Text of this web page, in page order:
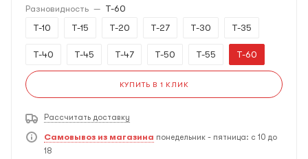
Разновидность — T-60
T-10
T-15 T-20 T-27 T-30 T-35
T-40 T-45 T-47 T-50 T-55 T-60
КУПИТЬ В 1 КЛИК
Рассчитать доставку
Самовывоз из магазина понедельник - пятница: с 10 до
18